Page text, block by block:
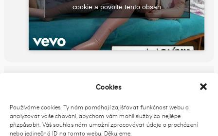
Cookies
Používáme cookies. Ty nám pomáhají zajišťovat funkčnost webu a
analyzovat vaše chování, abychom vám mohli služby co nejlépe
přizpůsobit. Váš souhlas nám umožní zpracovávat údaje o procházení
nebo jedinečná ID na tomto webu. Děkujeme.
cookie a povolte tento obsah
PŘIDAT DO KALENDÁŘE